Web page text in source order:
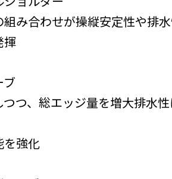
み合わせが操縦安定性や排水
揮
ブ
つ、総エッジ量を増大排水
を強化